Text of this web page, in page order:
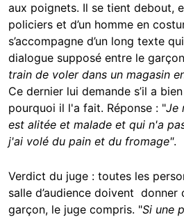
aux poignets. Il se tient debout,
policiers et d’un homme en
s’accompagne d’un long texte
dialogue supposé entre le
train de voler dans un magasin
Ce dernier lui demande s’il a
pourquoi il l'a fait. Réponse : "Je
est alitée et malade et qui n'a
j'ai volé du pain et du fromage".
Verdict du juge : toutes les
salle d’audience doivent donner
garçon, le juge compris. "Si une